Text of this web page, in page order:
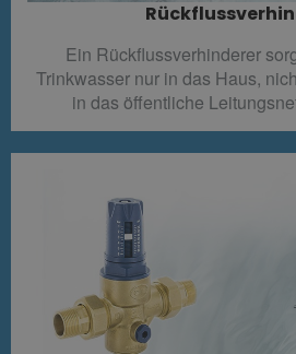
Ein Rückflussverhinderer
Trinkwasser nur in das Haus,
in das öffentliche